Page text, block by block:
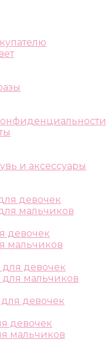
и аксессуары
девочек
мальчиков
девочек
мальчиков
девочек
мальчиков
девочек
девочек
мальчиков